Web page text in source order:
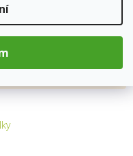
do košíku